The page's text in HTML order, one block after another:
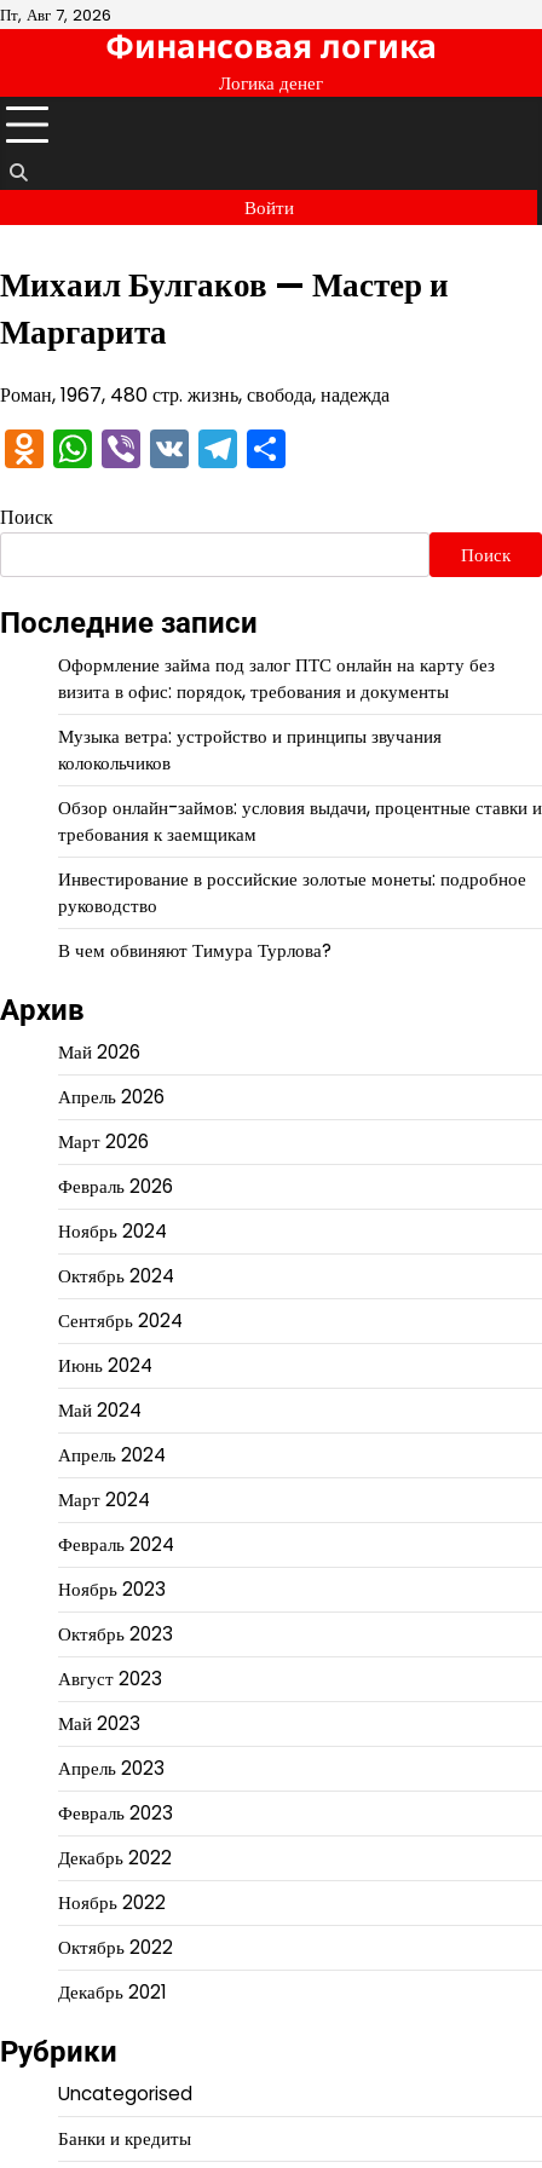
Перейти
Пт, Авг 7, 2026
Финансовая логика
Логика денег
Войти
Михаил Булгаков — Мастер и
Маргарита
Роман, 1967, 480 стр. жизнь, свобода, надежда
Odnoklassniki
WhatsApp
Viber
VKTelegram
Поиск
Поиск
Последние записи
Оформление займа под залог ПТС онлайн на карту без
визита в офис: порядок, требования и документы
Музыка ветра: устройство и принципы звучания
колокольчиков
Обзор онлайн-займов: условия выдачи, процентные ставки и
требования к заемщикам
Инвестирование в российские золотые монеты: подробное
руководство
В чем обвиняют Тимура Турлова?
Архив
Май 2026
Апрель 2026
Март 2026
Февраль 2026
Ноябрь 2024
Октябрь 2024
Сентябрь 2024
Июнь 2024
Май 2024
Апрель 2024
Март 2024
Февраль 2024
Ноябрь 2023
Октябрь 2023
Август 2023
Май 2023
Апрель 2023
Февраль 2023
Декабрь 2022
Ноябрь 2022
Октябрь 2022
Декабрь 2021
Рубрики
Uncategorised
Банки и кредиты